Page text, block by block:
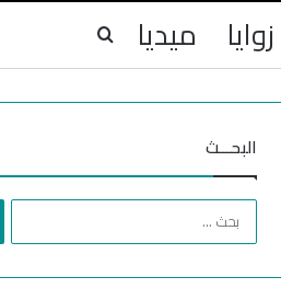
زوايا ميديا
البحـــث
ا
ح